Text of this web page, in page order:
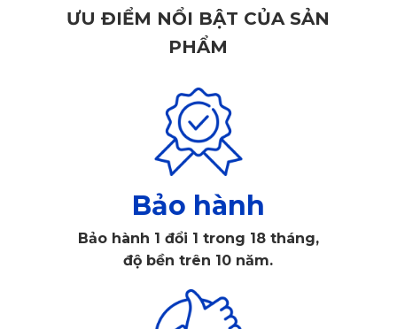
chống trơn trượt, chống xê dịch hiệu quả trong quá trình sử
chân ga - phanh - côn trong khi điều khiển xe.
ƯU ĐIỂM NỔI BẬT CỦA SẢN
PHẨM
Bảo hành
Bảo hành 1 đổi 1 trong 18 tháng,
độ bền trên 10 năm.